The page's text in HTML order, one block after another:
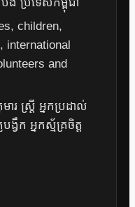
children,
international
and
រ ស្ត្រី អ្នកប្រដាល់
បង្វឹក អ្នកស្ម័គ្រចិត្ត